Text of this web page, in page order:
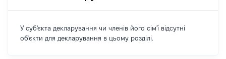
У суб'єкта декларування чи членів його сім'ї відсутні
об'єкти для декларування в цьому розділі.